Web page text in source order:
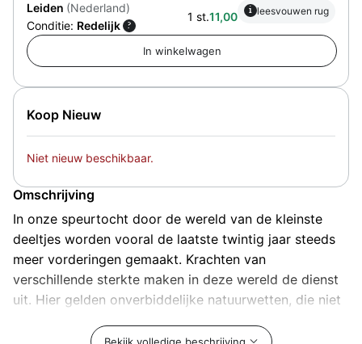
Leiden (Nederland)
Conditie: Redelijk ?
1 st.11,00 i leesvouwen rug
Koop Nieuw
Niet nieuw beschikbaar.
Omschrijving
In onze speurtocht door de wereld van de kleinste
deeltjes worden vooral de laatste twintig jaar steeds
meer vorderingen gemaakt. Krachten van
verschillende sterkte maken in deze wereld de dienst
uit. Hier gelden onverbiddelijke natuurwetten, die niet
zonder een diepgaande kennis van de geavanceerde